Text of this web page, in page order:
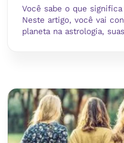
Você sabe o que
Neste artigo, você vai
planeta na astrologia,